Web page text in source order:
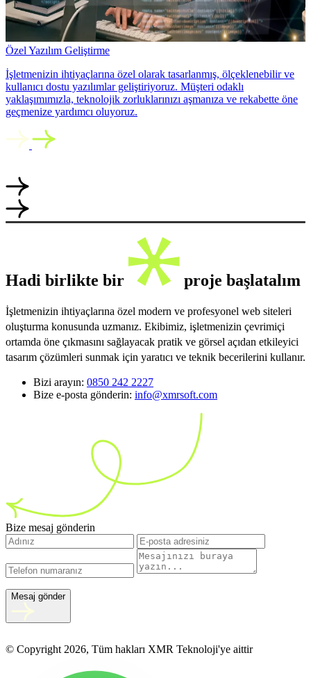
Özel Yazılım Geliştirme
İşletmenizin ihtiyaçlarına özel olarak tasarlanmış, ölçeklenebilir ve
kullanıcı dostu yazılımlar geliştiriyoruz. Müşteri odaklı
yaklaşımımızla, teknolojik zorluklarınızı aşmanıza ve rekabette öne
geçmenize yardımcı oluyoruz.
Hadi birlikte bir proje başlatalım
İşletmenizin ihtiyaçlarına özel modern ve profesyonel web siteleri
oluşturma konusunda uzmanız. Ekibimiz, işletmenizin çevrimiçi
ortamda öne çıkmasını sağlayacak pratik ve görsel açıdan etkileyici
tasarım çözümleri sunmak için yaratıcı ve teknik becerilerini kullanır.
Bizi arayın: 0850 242 2227
Bize e-posta gönderin: info@xmrsoft.com
Bize mesaj gönderin
Mesaj gönder
© Copyright 2026, Tüm hakları XMR Teknoloji'ye aittir